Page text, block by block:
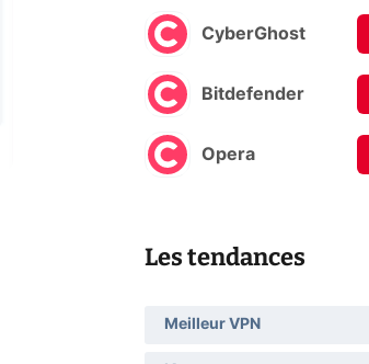
CyberGhost
Bitdefender
Opera
Les tendances
Meilleur VPN